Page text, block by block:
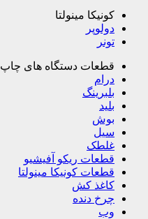
کونیکا مینولتا
دولوپر
تونر
قطعات دستگاه های چاپ
درام
بلبرینگ
بلید
بوش
سیل
غلطک
قطعات ریکو آفیشیو
قطعات کونیکا مینولتا
کاغذ کش
چرخ دنده
وب